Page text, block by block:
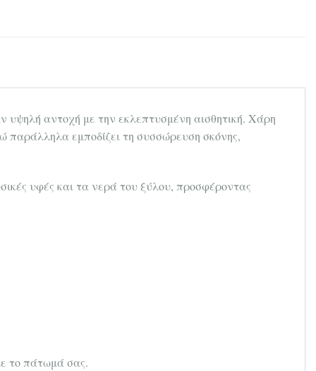
υψηλή αντοχή με την εκλεπτυσμένη αισθητική. Χάρη
εμποδίζει τη συσσώρευση σκόνης,
υφές και τα νερά του ξύλου, προσφέροντας
το πάτωμά σας.